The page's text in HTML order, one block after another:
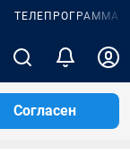
ТЕЛЕПРОГРАММА
Согласен